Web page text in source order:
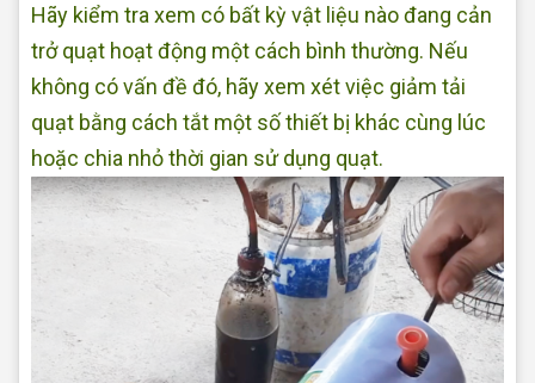
Hãy kiểm tra xem có bất kỳ vật liệu nào đang cản
trở quạt hoạt động một cách bình thường. Nếu
không có vấn đề đó, hãy xem xét việc giảm tải
quạt bằng cách tắt một số thiết bị khác cùng lúc
hoặc chia nhỏ thời gian sử dụng quạt.